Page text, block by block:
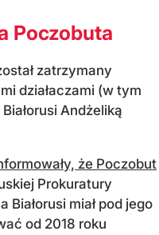
Poczobuta
zatrzymany
działaczami (w tym
Andżeliką
że Poczobut
Prokuratury
Białorusi miał pod jego
od 2018 roku